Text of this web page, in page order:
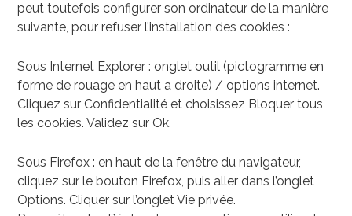
peut toutefois configurer son ordinateur de la manière
suivante, pour refuser l’installation des cookies :
Sous Internet Explorer : onglet outil (pictogramme en
forme de rouage en haut a droite) / options internet.
Cliquez sur Confidentialité et choisissez Bloquer tous
les cookies. Validez sur Ok.
Sous Firefox : en haut de la fenêtre du navigateur,
cliquez sur le bouton Firefox, puis aller dans l’onglet
Options. Cliquer sur l’onglet Vie privée.